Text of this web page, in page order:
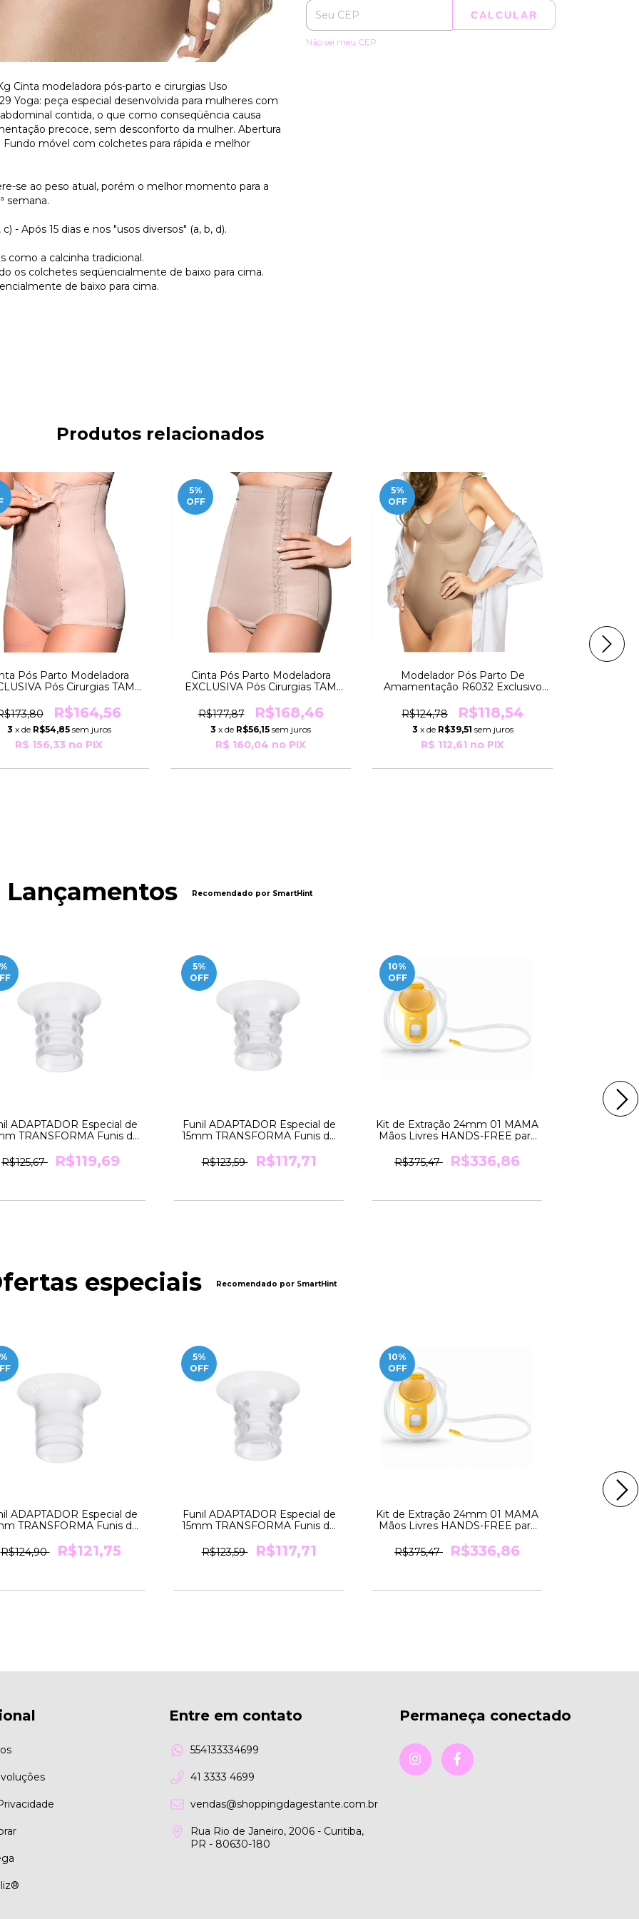
Cinta modeladora pós-parto e cirurgias Uso
Yoga: peça especial desenvolvida para mulheres com
contida, o que como conseqüência causa
precoce, sem desconforto da mulher. Abertura
móvel com colchetes para rápida e melhor
se ao peso atual, porém o melhor momento para a
semana.
- Após 15 dias e nos "usos diversos" (a, b, d).
como a calcinha tradicional.
os colchetes seqüencialmente de baixo para cima.
de baixo para cima.
CALCULAR
Não sei meu CEP
Produtos relacionados
Pós Parto Modeladora
Pós Cirurgias TAM
R537 Moderna
R$164,56
3 x de R$54,85 sem juros
R$ 156,33 no PIX
5%
OFF
Cinta Pós Parto Modeladora
EXCLUSIVA Pós Cirurgias TAM
R825 Moderna
R$177,87 R$168,46
3 x de R$56,15 sem juros
R$ 160,04 no PIX
5%
OFF
Modelador Pós Parto De
Amamentação R6032 Exclusivo
De 89 a 100Kg Moderna
R$124,78 R$118,54
3 x de R$39,51 sem juros
R$ 112,61 no PIX
Calcinha
Exclusiva
Lançamentos Recomendado por SmartHint
ADAPTADOR Especial de
TRANSFORMA Funis de
R$125,67
R$119,69
5%
OFF
Funil ADAPTADOR Especial de
15mm TRANSFORMA Funis de
R$123,59
R$117,71
10%
OFF
Kit de Extração 24mm 01 MAMA
Mãos Livres HANDS-FREE para
R$375,47
R$336,86
especiais Recomendado por SmartHint
%
ADAPTADOR Especial de
TRANSFORMA Funis de
R$124,90
R$121,75
5%
OFF
Funil ADAPTADOR Especial de
15mm TRANSFORMA Funis de
R$123,59
R$117,71
10%
OFF
Kit de Extração 24mm 01 MAMA
Mãos Livres HANDS-FREE para
R$375,47
R$336,86
Entre em contato
554133334699
41 3333 4699
vendas@shoppingdagestante.com.br
Rua Rio de Janeiro, 2006 - Curitiba,
PR - 80630-180
Permaneça conectado